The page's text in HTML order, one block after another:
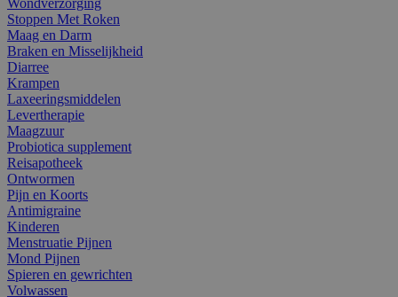
Stoppen Met Roken
Maag en Darm
Braken en Misselijkheid
Diarree
Krampen
Laxeeringsmiddelen
Levertherapie
Maagzuur
Probiotica supplement
Reisapotheek
Ontwormen
Pijn en Koorts
Antimigraine
Kinderen
Menstruatie Pijnen
Mond Pijnen
Spieren en gewrichten
Volwassen